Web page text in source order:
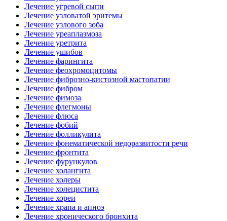
Лечение угревой сыпи
Лечение узловатой эритемы
Лечение узлового зоба
Лечение уреаплазмоза
Лечение уретрита
Лечение ушибов
Лечение фарингита
Лечение феохромоцитомы
Лечение фиброзно-кистозной мастопатии
Лечение фибром
Лечение фимоза
Лечение флегмоны
Лечение флюса
Лечение фобий
Лечение фолликулита
Лечение фонематической недоразвитости речи
Лечение фронтита
Лечение фурункулов
Лечение холангита
Лечение холеры
Лечение холецистита
Лечение хореи
Лечение храпа и апноэ
Лечение хронического бронхита